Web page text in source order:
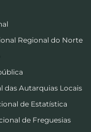
Regional do Norte
das Autarquias Locais
de Estatística
de Freguesias